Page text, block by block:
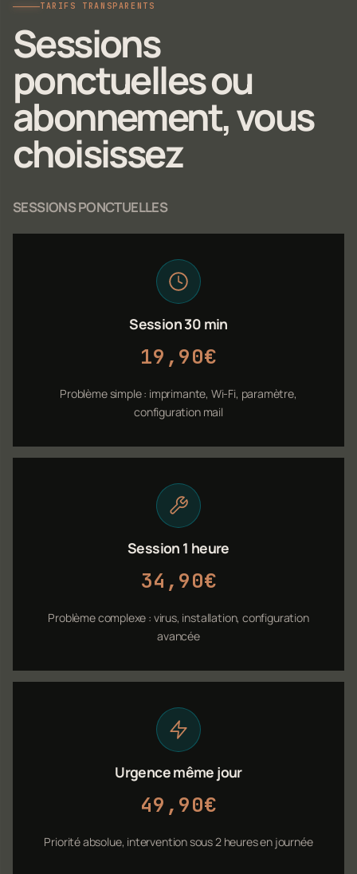
TARIFS TRANSPARENTS
Sessions
ponctuelles ou
abonnement, vous
choisissez
SESSIONS PONCTUELLES
Session 30 min
19,90€
Problème simple : imprimante, Wi-Fi, paramètre,
configuration mail
Session 1 heure
34,90€
Problème complexe : virus, installation, configuration
avancée
Urgence même jour
49,90€
Priorité absolue, intervention sous 2 heures en journée